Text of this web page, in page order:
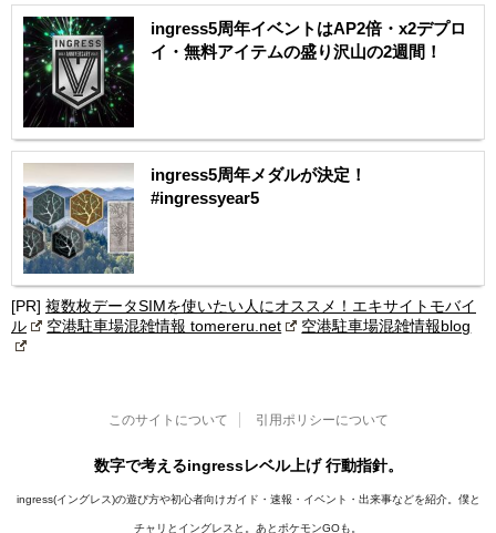
ingress5周年イベントはAP2倍・x2デプロ
イ・無料アイテムの盛り沢山の2週間！
ingress5周年メダルが決定！
#ingressyear5
[PR] 複数枚データSIMを使いたい人にオススメ！エキサイトモバイ
ル
空港駐車場混雑情報 tomereru.net 空港駐車場混雑情報blog
このサイトについて 引用ポリシーについて
数字で考えるingressレベル上げ 行動指針。
ingress(イングレス)の遊び方や初心者向けガイド・速報・イベント・出来事などを紹介。僕と
チャリとイングレスと。あとポケモンGOも。